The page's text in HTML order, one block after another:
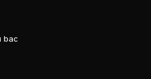
bac